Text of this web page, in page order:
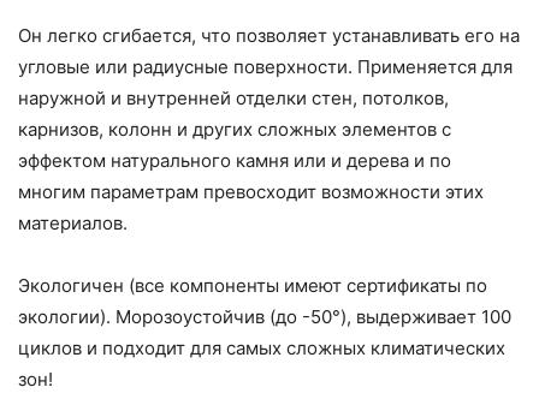
Он легко сгибается, что позволяет устанавливать его на
угловые или радиусные поверхности. Применяется для
наружной и внутренней отделки стен, потолков,
карнизов, колонн и других сложных элементов с
эффектом натурального камня или и дерева и по
многим параметрам превосходит возможности этих
материалов.
Экологичен (все компоненты имеют сертификаты по
экологии). Морозоустойчив (до -50°), выдерживает 100
циклов и подходит для самых сложных климатических
зон!